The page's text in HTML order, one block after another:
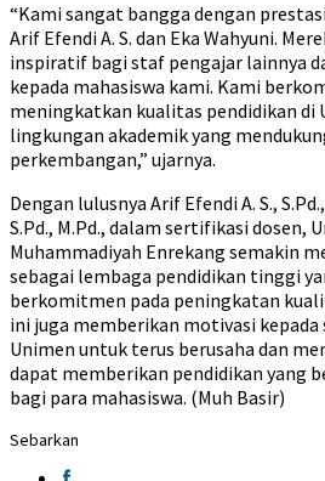
“Kami sangat bangga dengan
Arif Efendi A. S. dan Eka Wahyuni.
inspiratif bagi staf pengajar lainnya
kepada mahasiswa kami. Kami
meningkatkan kualitas pendidikan di
lingkungan akademik yang
perkembangan,” ujarnya.
Dengan lulusnya Arif Efendi A. S.,
S.Pd., M.Pd., dalam sertifikasi dosen,
Muhammadiyah Enrekang semakin
sebagai lembaga pendidikan tinggi
berkomitmen pada peningkatan
ini juga memberikan motivasi
Unimen untuk terus berusaha dan
dapat memberikan pendidikan yang
bagi para mahasiswa. (Muh Basir)
Sebarkan